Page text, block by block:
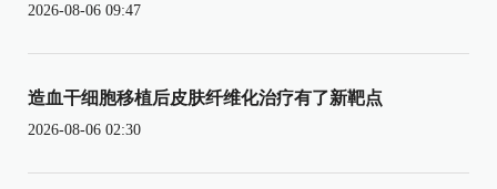
2026-08-06 09:47
造血干细胞移植后皮肤纤维化治疗有了新靶点
2026-08-06 02:30